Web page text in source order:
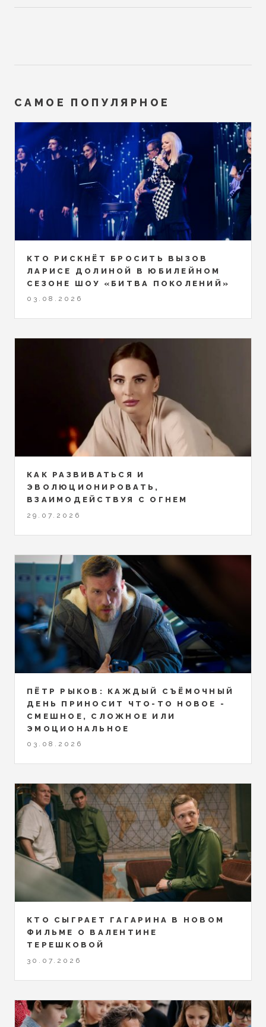
САМОЕ ПОПУЛЯРНОЕ
КТО РИСКНЁТ БРОСИТЬ ВЫЗОВ
ЛАРИСЕ ДОЛИНОЙ В ЮБИЛЕЙНОМ
СЕЗОНЕ ШОУ «БИТВА ПОКОЛЕНИЙ»
03.08.2026
КАК РАЗВИВАТЬСЯ И
ЭВОЛЮЦИОНИРОВАТЬ,
ВЗАИМОДЕЙСТВУЯ С ОГНЕМ
29.07.2026
ПЁТР РЫКОВ: КАЖДЫЙ СЪЁМОЧНЫЙ
ДЕНЬ ПРИНОСИТ ЧТО-ТО НОВОЕ -
СМЕШНОЕ, СЛОЖНОЕ ИЛИ
ЭМОЦИОНАЛЬНОЕ
03.08.2026
КТО СЫГРАЕТ ГАГАРИНА В НОВОМ
ФИЛЬМЕ О ВАЛЕНТИНЕ
ТЕРЕШКОВОЙ
30.07.2026